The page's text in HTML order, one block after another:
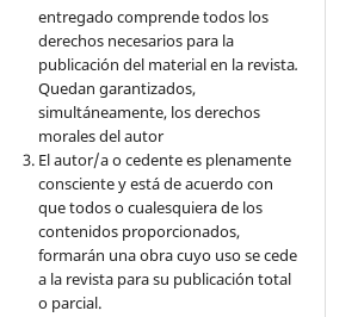
entregado comprende todos los
derechos necesarios para la
publicación del material en la revista.
Quedan garantizados,
simultáneamente, los derechos
morales del autor
El autor/a o cedente es plenamente
consciente y está de acuerdo con
que todos o cualesquiera de los
contenidos proporcionados,
formarán una obra cuyo uso se cede
a la revista para su publicación total
o parcial.